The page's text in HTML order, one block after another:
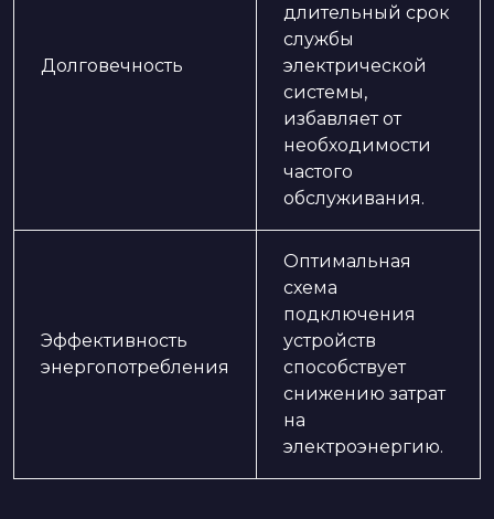
Долговечность
длительный срок
службы
электрической
системы,
избавляет от
необходимости
частого
обслуживания.
Эффективность
энергопотребления
Оптимальная
схема
подключения
устройств
способствует
снижению затрат
на
электроэнергию.